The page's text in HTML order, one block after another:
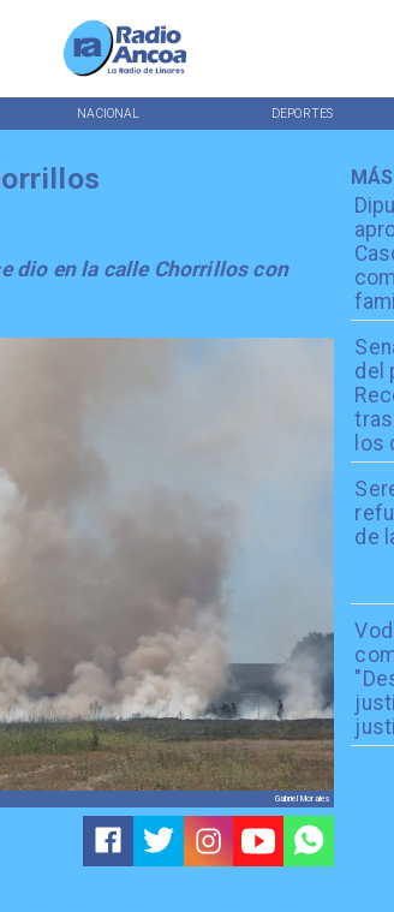
NACIONAL DEPORTES
Gabriel Morales
del
los
de
dio en la calle Chorrillos con